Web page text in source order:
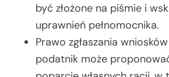
być złożone na piśmie i
uprawnień pełnomocnika.
Prawo zgłaszania
podatnik może